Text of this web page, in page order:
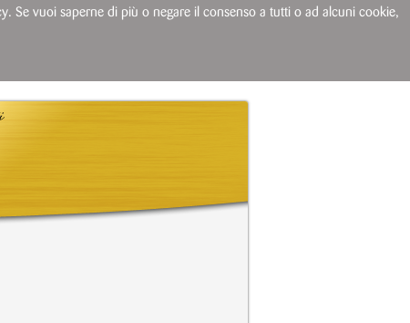
Se vuoi saperne di più o negare il consenso a tutti o ad alcuni cookie,